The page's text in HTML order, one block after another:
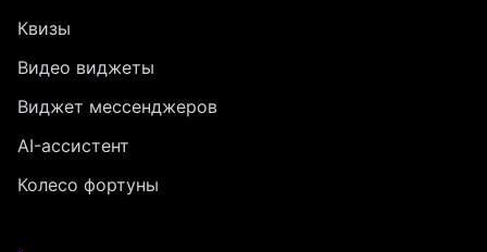
Квизы
Видео виджеты
Виджет мессенджеров
AI-ассистент
Колесо фортуны